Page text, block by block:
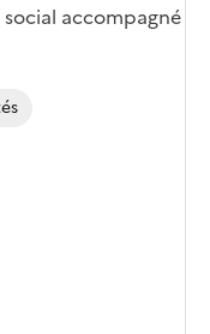
accompagné